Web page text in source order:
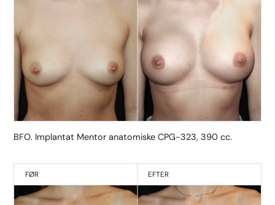
BFO. Implantat Mentor anatomiske CPG-323, 390 cc.
FØR EFTER